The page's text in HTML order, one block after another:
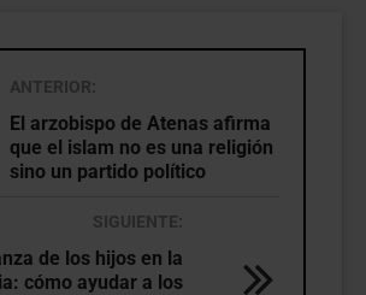
ANTERIOR:
El arzobispo de Atenas afirma
que el islam no es una religión
sino un partido político
SIGUIENTE:
de los hijos en la
cómo ayudar a los